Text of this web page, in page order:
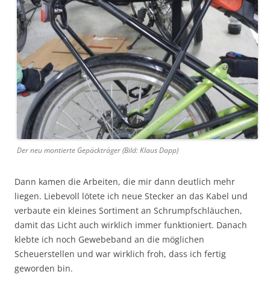
Der neu montierte Gepäckträger (Bild: Klaus Dapp)
Dann kamen die Arbeiten, die mir dann deutlich mehr
liegen. Liebevoll lötete ich neue Stecker an das Kabel und
verbaute ein kleines Sortiment an Schrumpfschläuchen,
damit das Licht auch wirklich immer funktioniert. Danach
klebte ich noch Gewebeband an die möglichen
Scheuerstellen und war wirklich froh, dass ich fertig
geworden bin.